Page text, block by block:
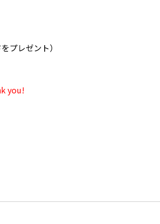
プレゼント）
you!